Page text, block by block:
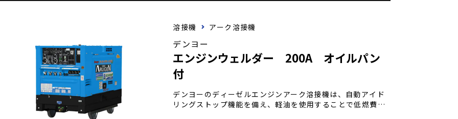
溶接機 アーク溶接機
デンヨー
エンジンウェルダー 200A オイルパン
付
デンヨーのディーゼルエンジンアーク溶接機は、自動アイド
リングストップ機能を備え、軽油を使用することで低燃費を